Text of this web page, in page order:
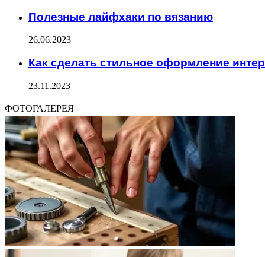
Полезные лайфхаки по вязанию
26.06.2023
Как сделать стильное оформление
23.11.2023
ФОТОГАЛЕРЕЯ